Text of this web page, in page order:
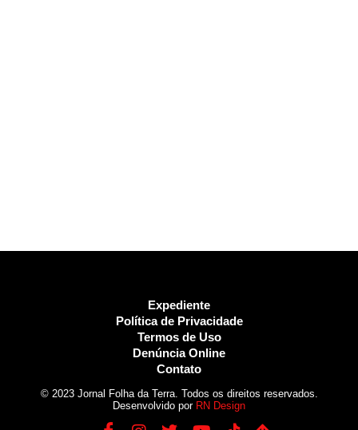
Expediente
Política de Privacidade
Termos de Uso
Denúncia Online
Contato
© 2023 Jornal Folha da Terra. Todos os direitos reservados.
Desenvolvido por RN Design